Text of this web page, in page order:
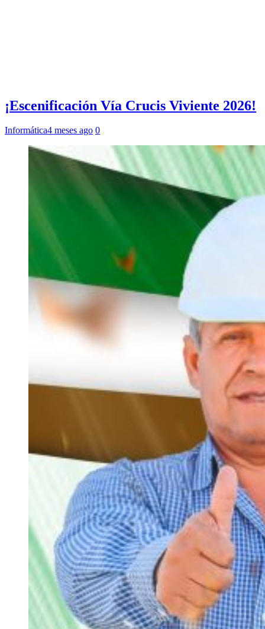
¡Escenificación Vía Crucis Viviente 2026!
Informática4 meses ago 0